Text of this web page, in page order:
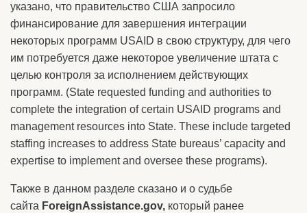
указано, что правительство США запросило
финансирование для завершения интеграции
некоторых программ USAID в свою структуру, для чего
им потребуется даже некоторое увеличение штата с
целью контроля за исполнением действующих
программ. (State requested funding and authorities to
complete the integration of certain USAID programs and
management resources into State. These include targeted
staffing increases to address State bureaus’ capacity and
expertise to implement and oversee these programs).
Также в данном разделе сказано и о судьбе
сайта ForeignAssistance.gov, который ранее